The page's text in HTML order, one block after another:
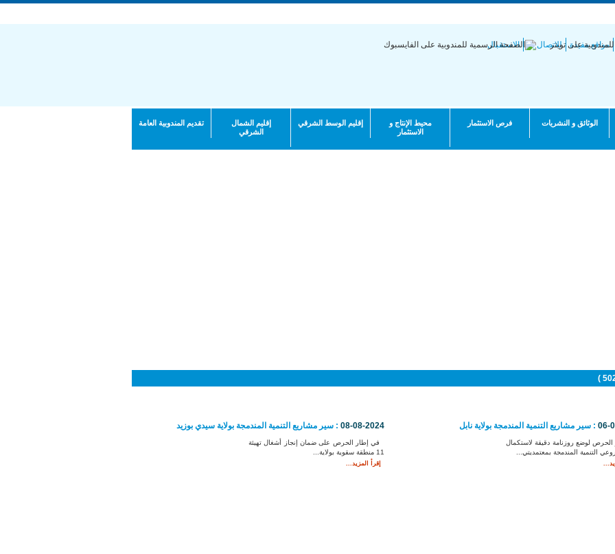
مواقع مفيدة للاتصال بنا الاستقبال
تقديم المندوبية العامة
إقليم الشمال
الشرقي
إقليم الوسط الشرقي
محيط الإنتاج و
الاستثمار
فرص الاستثمار الوثائق و النشريات
08-08-2024 : سير مشاريع التنمية المندمجة بولاية سيدي بوزيد
في إطار الحرص على ضمان إنجاز أشغال تهيئة
11 منطقة سقوية بولاية...
إقرأ المزيد...
06- : سير مشاريع التنمية المندمجة بولاية نابل
لوضع روزنامة دقيقة لاستكمال
التنمية المندمجة بمعتمديتي...